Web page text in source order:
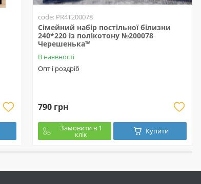
code: PR4T200078
Сімейний набір постільної білизни
240*220 із полікотону №200078
Черешенька™
В наявності
Опт і роздріб
790 грн
Замовити в 1
клік Купити